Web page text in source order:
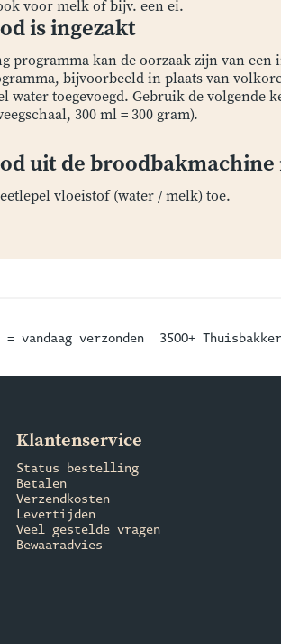
voor melk of bijv. een ei.
is ingezakt
programma kan de oorzaak zijn van een
bijvoorbeeld in plaats van
water toegevoegd. Gebruik de volgende
300 ml = 300 gram).
uit de broodbakmachine
vloeistof (water / melk) toe.
vandaag verzonden 3500+
Klantenservice
Status bestelling
Betalen
Verzendkosten
Levertijden
Veel gestelde vragen
Bewaaradvies